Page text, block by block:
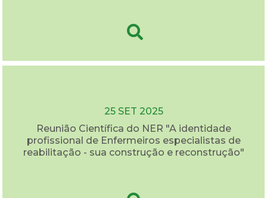
25 SET 2025
Reunião Científica do NER "A identidade
profissional de Enfermeiros especialistas de
reabilitação - sua construção e reconstrução"